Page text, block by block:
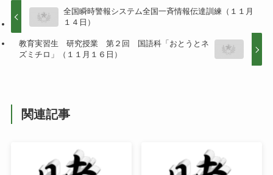
全国瞬時警報システム全国一斉情報伝達訓練（１１月
１４日）
教育実習生 研究授業 第２回 国語科「おとうとネ
ズミチロ」（１１月１６日）
関連記事